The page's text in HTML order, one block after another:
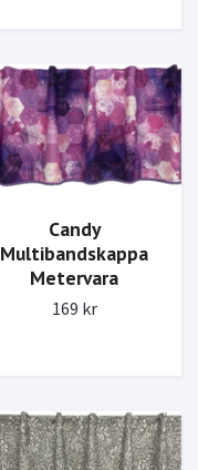
Candy
Multibandskappa
Metervara
169 kr